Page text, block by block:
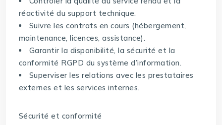
réactivité du support technique.
Suivre les contrats en cours (hébergement,
maintenance, licences, assistance).
Garantir la disponibilité, la sécurité et la
conformité RGPD du système d’information.
Superviser les relations avec les prestataires
externes et les services internes.
Sécurité et conformité